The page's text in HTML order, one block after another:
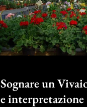
Sognare un
e interpretazione